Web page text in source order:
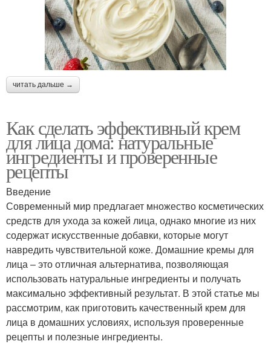
читать дальше →
Как сделать эффективный крем
для лица дома: натуральные
ингредиенты и проверенные
рецепты
Введение
Современный мир предлагает множество косметических
средств для ухода за кожей лица, однако многие из них
содержат искусственные добавки, которые могут
навредить чувствительной коже. Домашние кремы для
лица – это отличная альтернатива, позволяющая
использовать натуральные ингредиенты и получать
максимально эффективный результат. В этой статье мы
рассмотрим, как приготовить качественный крем для
лица в домашних условиях, используя проверенные
рецепты и полезные ингредиенты.